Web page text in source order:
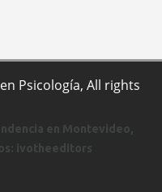
Psicología, All rights
en Montevideo,
ivotheeditors